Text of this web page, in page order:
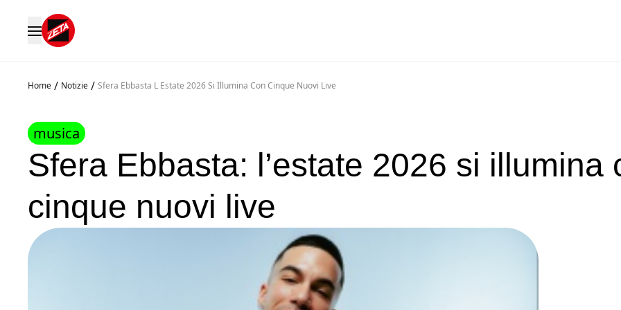
Home / Notizie / Sfera Ebbasta L Estate 2026 Si Illumina Con Cinque Nuovi Live
musica
Sfera Ebbasta: l’estate 2026 si illumina
cinque nuovi live